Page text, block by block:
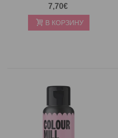
7,70€
В КОРЗИНУ